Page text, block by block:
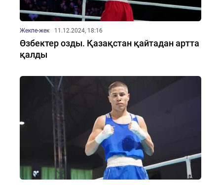
Жекпе-жек 11.12.2024, 18:16
Өзбектер озды. Қазақстан қайтадан артта
қалды